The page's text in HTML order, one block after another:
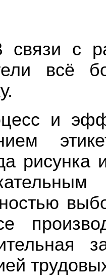
связи с
всё
и
рисунка